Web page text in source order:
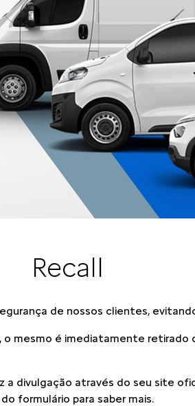
Recall
de nossos clientes,
mesmo é imediatamente
divulgação através do seu site
formulário para saber mais.